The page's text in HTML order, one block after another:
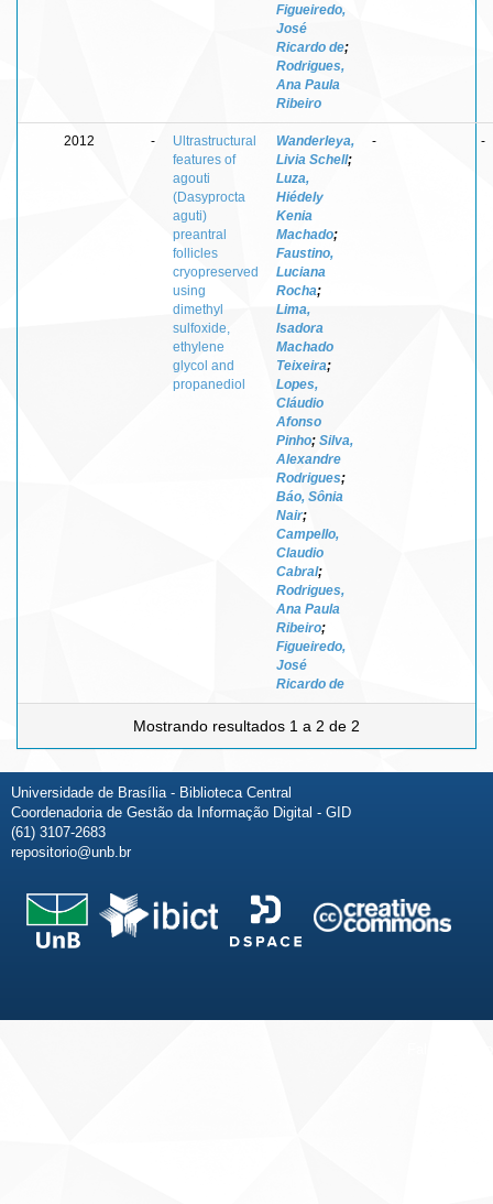
Figueiredo,
José
Ricardo de;
Rodrigues,
Ana Paula
Ribeiro
2012 -
Ultrastructural
features of
agouti
(Dasyprocta
aguti)
preantral
follicles
cryopreserved
using
dimethyl
sulfoxide,
ethylene
glycol and
propanediol
Wanderleya,
Livia Schell;
Luza,
Hiédely
Kenia
Machado;
Faustino,
Luciana
Rocha;
Lima,
Isadora
Machado
Teixeira;
Lopes,
Cláudio
Afonso
Pinho; Silva,
Alexandre
Rodrigues;
Báo, Sônia
Nair;
Campello,
Claudio
Cabral;
Rodrigues,
Ana Paula
Ribeiro;
Figueiredo,
José
Ricardo de
- -
Mostrando resultados 1 a 2 de 2
Universidade de Brasília - Biblioteca Central
Coordenadoria de Gestão da Informação Digital - GID
(61) 3107-2683
repositorio@unb.br